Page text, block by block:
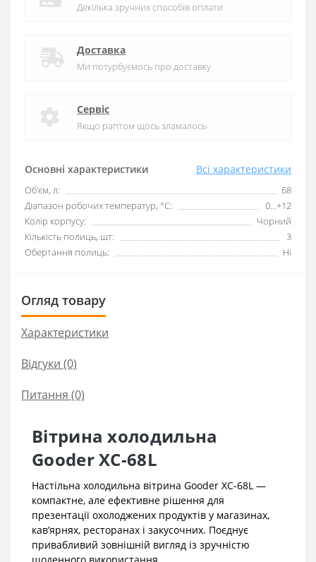
Основні характеристики Всі характеристики
Об'єм, л:
68
Діапазон робочих температур, °C:
0...+12
Колір корпусу:
Чорний
Кількість полиць, шт:
3
Обертання полиць:
Ні
Декілька зручних способів оплати
Доставка
Ми потурбуємось про доставку
Сервіс
Якщо раптом щось зламалось
Огляд товару
Характеристики
Відгуки (0)
Питання (0)
Вітрина холодильна
Gooder XC-68L
Настільна холодильна вітрина Gooder XC-68L —
компактне, але ефективне рішення для
презентації охолоджених продуктів у магазинах,
кав’ярнях, ресторанах і закусочних. Поєднує
привабливий зовнішній вигляд із зручністю